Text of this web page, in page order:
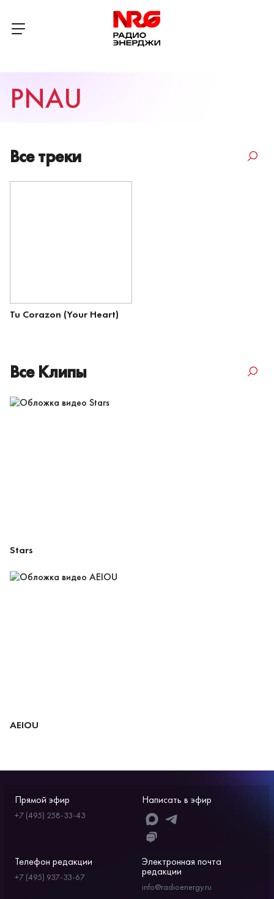
PNAU
Все треки
Tu Corazon (Your Heart)
Все Клипы
Stars
AEIOU
Прямой эфир
+7 (495) 258-33-43
Написать в эфир
Телефон редакции
+7 (495) 937-33-67
Электронная почта
редакции
info@radioenergy.ru